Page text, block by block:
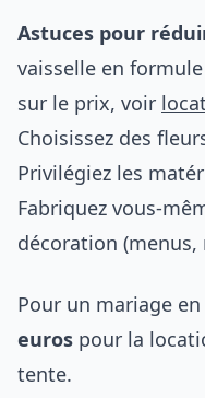
Astuces pour
vaisselle en formule
sur le prix, voir
Choisissez des
Privilégiez les
Fabriquez vous-
décoration (menus,
Pour un mariage
euros pour la
tente.